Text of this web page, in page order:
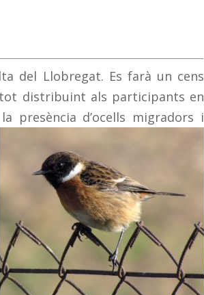
del Llobregat. Es farà un cens
distribuint als participants en
presència d’ocells migradors i